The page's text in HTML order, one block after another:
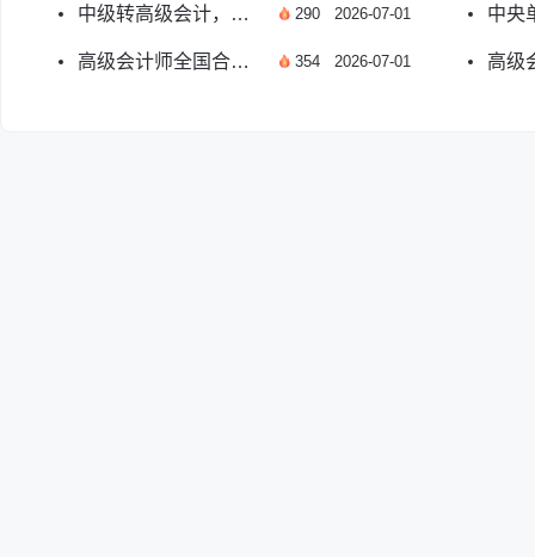
中级转高级会计，考试成绩复核通用吗？ 290 2026-07-01
高级会计师全国合格分数线是60分吗？ 354 2026-07-01